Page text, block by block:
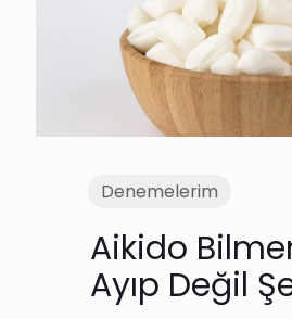
Denemelerim
Aikido
Ayıp Değil